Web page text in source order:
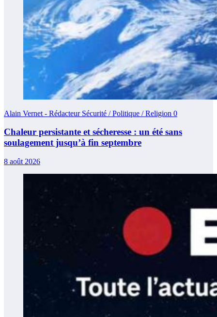
Alain Vernet - Rédacteur Sécurité / Politique / Religion 0
Chaleur persistante et sécheresse : un été sans
soulagement jusqu’à fin septembre
8 août 2026